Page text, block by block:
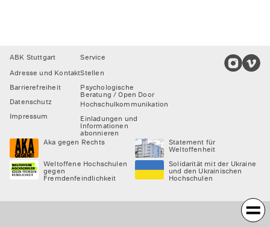
Footer
ABK Stuttgart
Adresse und Kontakt
Barrierefreiheit
Datenschutz
Impressum
Service
Stellen
Psychologische
Beratung / Open Door
Hochschulkommunikation
Einladungen und
Informationen
abonnieren
Aka gegen Rechts
Statement für
Weltoffenheit
Weltoffene Hochschulen
gegen
Fremdenfeindlichkeit
Solidarität mit der Ukraine
und den Ukrainischen
Hochschulen